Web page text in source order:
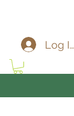
Log In